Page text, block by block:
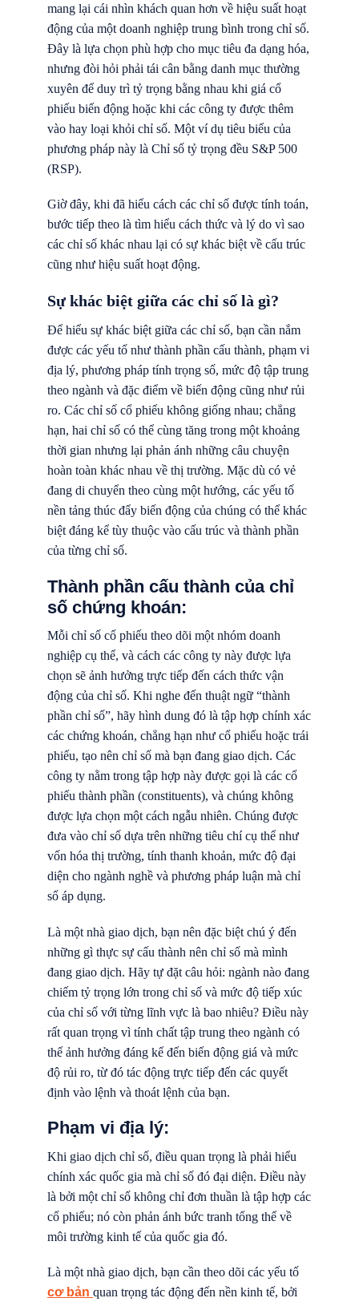
mang lại cái nhìn khách quan hơn về hiệu suất hoạt
động của một doanh nghiệp trung bình trong chỉ số.
Đây là lựa chọn phù hợp cho mục tiêu đa dạng hóa,
nhưng đòi hỏi phải tái cân bằng danh mục thường
xuyên để duy trì tỷ trọng bằng nhau khi giá cổ
phiếu biến động hoặc khi các công ty được thêm
vào hay loại khỏi chỉ số. Một ví dụ tiêu biểu của
phương pháp này là Chỉ số tỷ trọng đều S&P 500
(RSP).
Giờ đây, khi đã hiểu cách các chỉ số được tính toán,
bước tiếp theo là tìm hiểu cách thức và lý do vì sao
các chỉ số khác nhau lại có sự khác biệt về cấu trúc
cũng như hiệu suất hoạt động.
Sự khác biệt giữa các chỉ số là gì?
Để hiểu sự khác biệt giữa các chỉ số, bạn cần nắm
được các yếu tố như thành phần cấu thành, phạm vi
địa lý, phương pháp tính trọng số, mức độ tập trung
theo ngành và đặc điểm về biến động cũng như rủi
ro. Các chỉ số cổ phiếu không giống nhau; chẳng
hạn, hai chỉ số có thể cùng tăng trong một khoảng
thời gian nhưng lại phản ánh những câu chuyện
hoàn toàn khác nhau về thị trường. Mặc dù có vẻ
đang di chuyển theo cùng một hướng, các yếu tố
nền tảng thúc đẩy biến động của chúng có thể khác
biệt đáng kể tùy thuộc vào cấu trúc và thành phần
của từng chỉ số.
Thành phần cấu thành của chỉ
số chứng khoán:
Mỗi chỉ số cổ phiếu theo dõi một nhóm doanh
nghiệp cụ thể, và cách các công ty này được lựa
chọn sẽ ảnh hưởng trực tiếp đến cách thức vận
động của chỉ số. Khi nghe đến thuật ngữ “thành
phần chỉ số”, hãy hình dung đó là tập hợp chính xác
các chứng khoán, chẳng hạn như cổ phiếu hoặc trái
phiếu, tạo nên chỉ số mà bạn đang giao dịch. Các
công ty nằm trong tập hợp này được gọi là các cổ
phiếu thành phần (constituents), và chúng không
được lựa chọn một cách ngẫu nhiên. Chúng được
đưa vào chỉ số dựa trên những tiêu chí cụ thể như
vốn hóa thị trường, tính thanh khoản, mức độ đại
diện cho ngành nghề và phương pháp luận mà chỉ
số áp dụng.
Là một nhà giao dịch, bạn nên đặc biệt chú ý đến
những gì thực sự cấu thành nên chỉ số mà mình
đang giao dịch. Hãy tự đặt câu hỏi: ngành nào đang
chiếm tỷ trọng lớn trong chỉ số và mức độ tiếp xúc
của chỉ số với từng lĩnh vực là bao nhiêu? Điều này
rất quan trọng vì tính chất tập trung theo ngành có
thể ảnh hưởng đáng kể đến biến động giá và mức
độ rủi ro, từ đó tác động trực tiếp đến các quyết
định vào lệnh và thoát lệnh của bạn.
Phạm vi địa lý:
Khi giao dịch chỉ số, điều quan trọng là phải hiểu
chính xác quốc gia mà chỉ số đó đại diện. Điều này
là bởi một chỉ số không chỉ đơn thuần là tập hợp các
cổ phiếu; nó còn phản ánh bức tranh tổng thể về
môi trường kinh tế của quốc gia đó.
Là một nhà giao dịch, bạn cần theo dõi các yếu tố
cơ bản quan trọng tác động đến nền kinh tế, bởi